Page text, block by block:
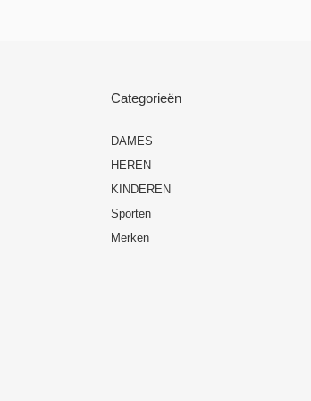
Categorieën
DAMES
HEREN
KINDEREN
Sporten
Merken